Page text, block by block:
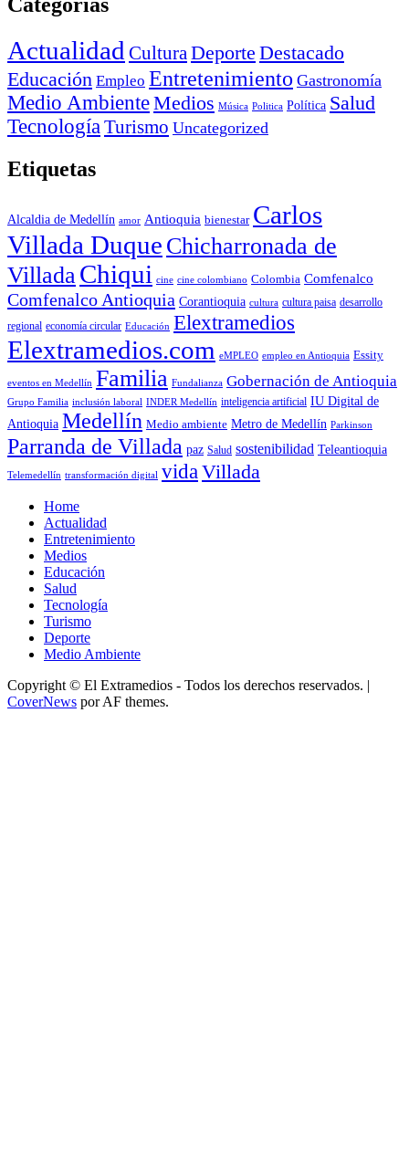
Actualidad CulturaDeporte Destacado
Educación Empleo Entretenimiento Gastronomía
Medio AmbienteMedios Música Politica Política Salud
Tecnología Turismo Uncategorized
Etiquetas
Alcaldia de Medellín amor Antioquia bienestar Carlos
Villada Duque Chicharronada de
Villada Chiqui cine cine colombiano Colombia Comfenalco
Comfenalco Antioquia Corantioquia cultura cultura paisa desarrollo
regional economía circular Educación Elextramedios
Elextramedios.com eMPLEO empleo en Antioquia Essity
eventos en Medellín Familia Fundalianza Gobernación de Antioquia
Grupo Familia inclusión laboral INDER Medellín inteligencia artificial IU Digital de
Antioquia Medellín Medio ambiente Metro de Medellín Parkinson
Parranda de Villada paz Salud sostenibilidad Teleantioquia
Telemedellín transformación digital vida Villada
Home
Actualidad
Entretenimiento
Medios
Educación
Salud
Tecnología
Turismo
Deporte
Medio Ambiente
Copyright © El Extramedios - Todos los derechos reservados. |
CoverNews por AF themes.